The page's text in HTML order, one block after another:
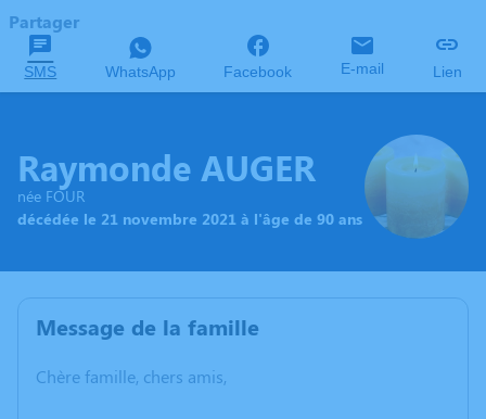
Partager
SMS WhatsApp Facebook E-mail Lien
Raymonde AUGER
née FOUR
décédée le 21 novembre 2021 à l'âge de 90 ans
Message de la famille
Chère famille, chers amis,